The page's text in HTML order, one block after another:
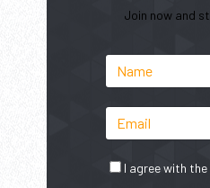
Join now and
I agree with the